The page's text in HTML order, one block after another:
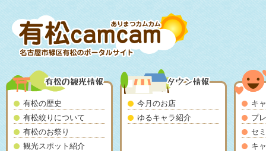
有松の歴史
有松絞りについて
有松のお祭り
観光スポット紹介
今月のお店
ゆるキャラ紹介
キ
プ
セ
キ